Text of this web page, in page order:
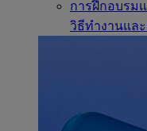
การฝึกอบรม
วิธีทำงานแล